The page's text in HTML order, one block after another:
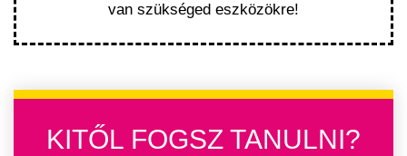
van szükséged eszközökre!
KITŐL FOGSZ TANULNI?